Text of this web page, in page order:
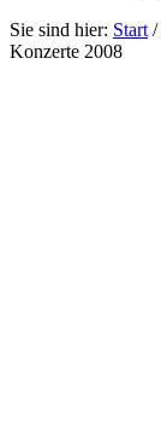
Sie sind hier: Start /
Konzerte 2008